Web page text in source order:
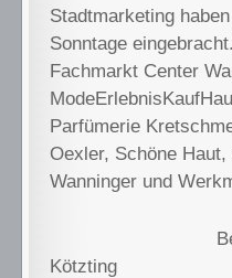
Stadtmarketing
Sonntage
Fachmarkt Center
Parfümerie
Oexler, Schöne
Wanninger und
Kötzting